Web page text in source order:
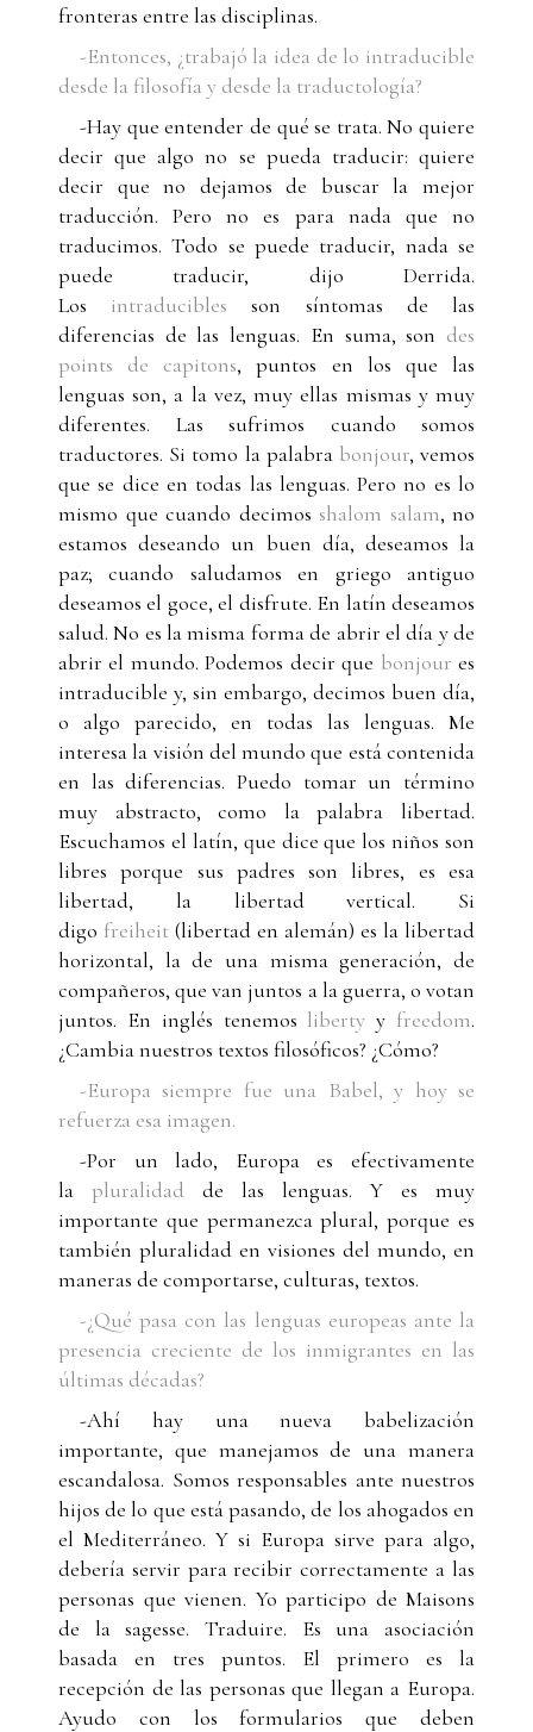
fronteras entre las disciplinas.
-Entonces, ¿trabajó la idea de lo intraducible
desde la filosofía y desde la traductología?
-Hay que entender de qué se trata. No quiere
decir que algo no se pueda traducir: quiere
decir que no dejamos de buscar la mejor
traducción. Pero no es para nada que no
traducimos. Todo se puede traducir, nada se
puede traducir, dijo Derrida.
Los intraduciblesson síntomas de las
diferencias de las lenguas. En suma, son des
points de capitons, puntos en los que las
lenguas son, a la vez, muy ellas mismas y muy
diferentes. Las sufrimos cuando somos
traductores. Si tomo la palabra bonjour, vemos
que se dice en todas las lenguas. Pero no es lo
mismo que cuando decimos shalom salam, no
estamos deseando un buen día, deseamos la
paz; cuando saludamos en griego antiguo
deseamos el goce, el disfrute. En latín deseamos
salud. No es la misma forma de abrir el día y de
abrir el mundo. Podemos decir que bonjoures
intraducible y, sin embargo, decimos buen día,
o algo parecido, en todas las lenguas. Me
interesa la visión del mundo que está contenida
en las diferencias. Puedo tomar un término
muy abstracto, como la palabra libertad.
Escuchamos el latín, que dice que los niños son
libres porque sus padres son libres, es esa
libertad, la libertad vertical. Si
digo freiheit (libertad en alemán) es la libertad
horizontal, la de una misma generación, de
compañeros, que van juntos a la guerra, o votan
juntos. En inglés tenemos libertyy freedom.
¿Cambia nuestros textos filosóficos? ¿Cómo?
-Europa siempre fue una Babel, y hoy se
refuerza esa imagen.
-Por un lado, Europa es efectivamente
la pluralidad de las lenguas. Y es muy
importante que permanezca plural, porque es
también pluralidad en visiones del mundo, en
maneras de comportarse, culturas, textos.
-¿Qué pasa con las lenguas europeas ante la
presencia creciente de los inmigrantes en las
últimas décadas?
-Ahí hay una nueva babelización
importante, que manejamos de una manera
escandalosa. Somos responsables ante nuestros
hijos de lo que está pasando, de los ahogados en
el Mediterráneo. Y si Europa sirve para algo,
debería servir para recibir correctamente a las
personas que vienen. Yo participo de Maisons
de la sagesse. Traduire. Es una asociación
basada en tres puntos. El primero es la
recepción de las personas que llegan a Europa.
Ayudo con los formularios que deben